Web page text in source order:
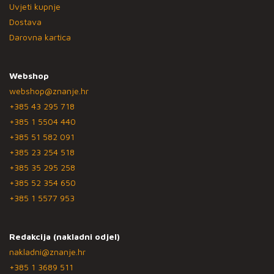
Uvjeti kupnje
Dostava
Darovna kartica
Webshop
webshop@znanje.hr
+385 43 295 718
+385 1 5504 440
+385 51 582 091
+385 23 254 518
+385 35 295 258
+385 52 354 650
+385 1 5577 953
Redakcija (nakladni odjel)
nakladni@znanje.hr
+385 1 3689 511